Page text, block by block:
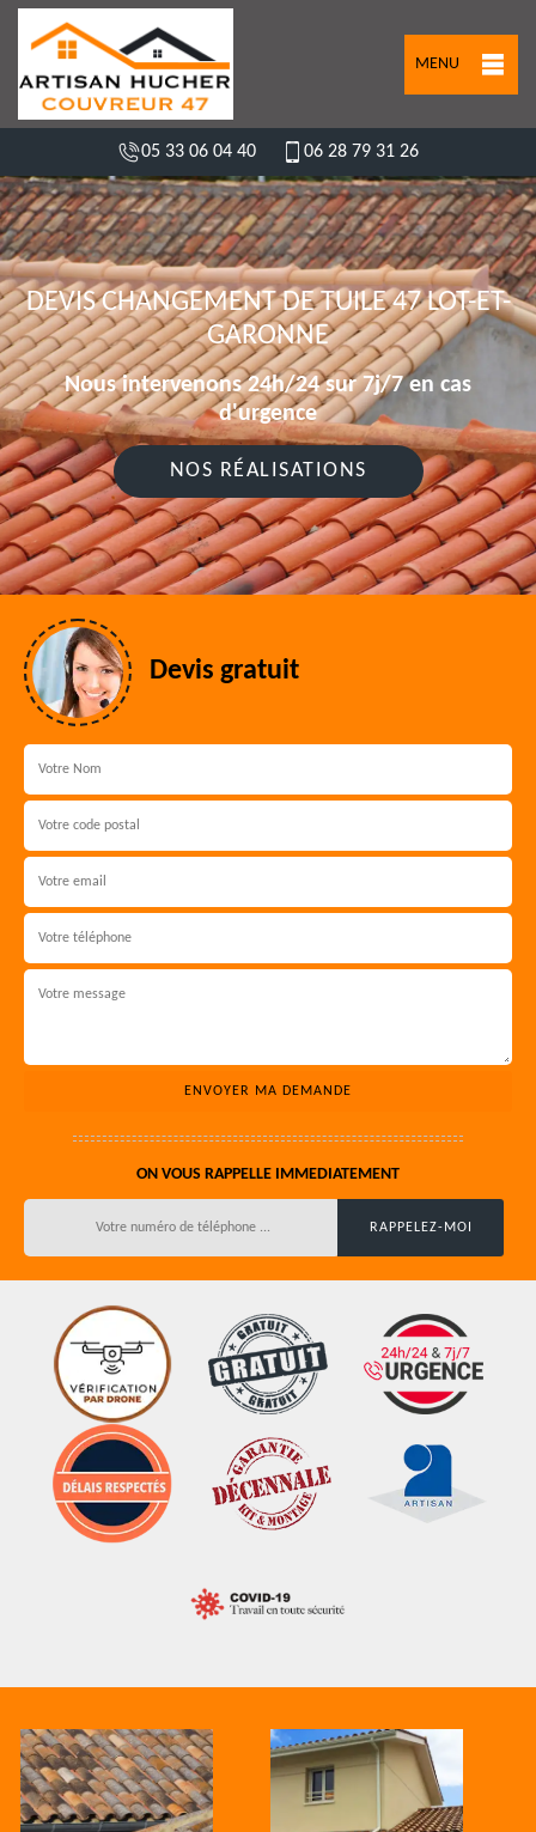
MENU
05 33 06 04 40 06 28 79 31 26
DEVIS CHANGEMENT DE TUILE 47 LOT-ET-
GARONNE
Nous intervenons 24h/24 sur 7j/7 en cas
d'urgence
NOS RÉALISATIONS
Devis gratuit
ON VOUS RAPPELLE IMMEDIATEMENT